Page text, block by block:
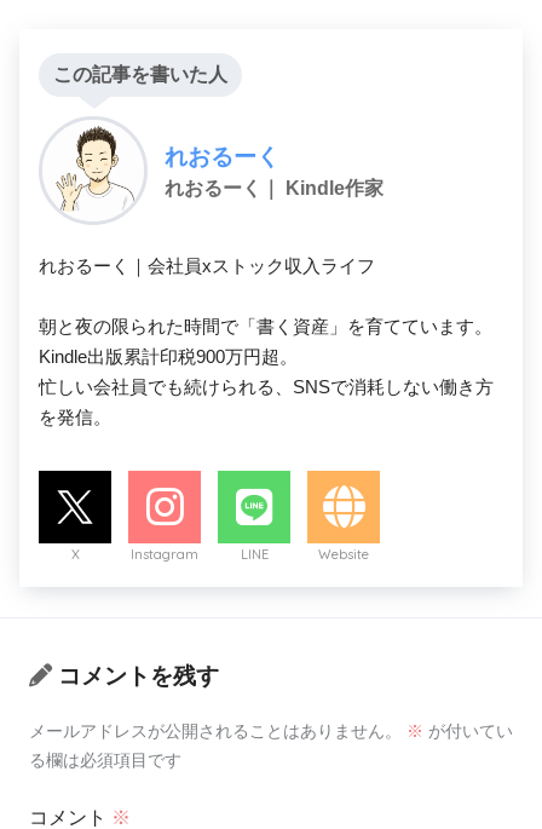
この記事を書いた人
れおるーく
れおるーく｜ Kindle作家
れおるーく｜会社員xストック収入ライフ
朝と夜の限られた時間で「書く資産」を育てています。
Kindle出版累計印税900万円超。
忙しい会社員でも続けられる、SNSで消耗しない働き方
を発信。
X Instagram LINE Website
コメントを残す
メールアドレスが公開されることはありません。 ※ が付いてい
る欄は必須項目です
コメント ※